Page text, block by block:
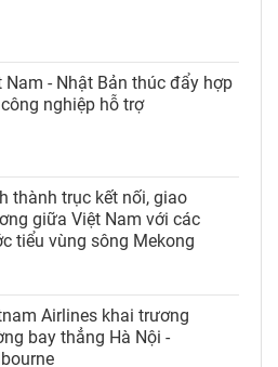
Nam - Nhật Bản thúc đẩy hợp
nghiệp hỗ trợ
thành trục kết nối, giao
giữa Việt Nam với các
tiểu vùng sông Mekong
Airlines khai trương
bay thẳng Hà Nội -